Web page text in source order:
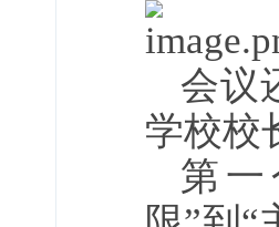
会议
学校校
第